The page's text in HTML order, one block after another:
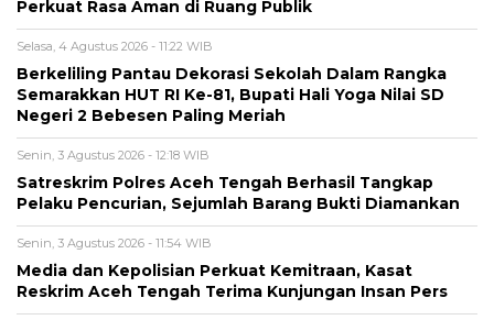
Perkuat Rasa Aman di Ruang Publik
Selasa, 4 Agustus 2026 - 11:22 WIB
Berkeliling Pantau Dekorasi Sekolah Dalam Rangka
Semarakkan HUT RI Ke-81, Bupati Hali Yoga Nilai SD
Negeri 2 Bebesen Paling Meriah
Senin, 3 Agustus 2026 - 12:18 WIB
Satreskrim Polres Aceh Tengah Berhasil Tangkap
Pelaku Pencurian, Sejumlah Barang Bukti Diamankan
Senin, 3 Agustus 2026 - 11:54 WIB
Media dan Kepolisian Perkuat Kemitraan, Kasat
Reskrim Aceh Tengah Terima Kunjungan Insan Pers